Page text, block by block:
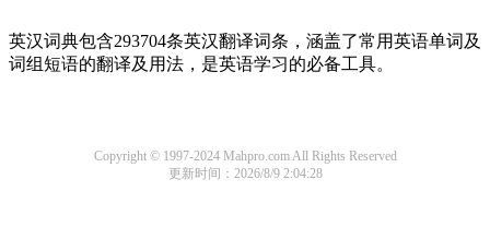
英汉词典包含293704条英汉翻译词条，涵盖了常用英语单词及
词组短语的翻译及用法，是英语学习的必备工具。
Copyright © 1997-2024 Mahpro.com All Rights Reserved
更新时间：2026/8/9 2:04:28